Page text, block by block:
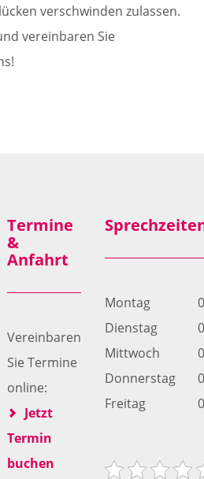
verschwinden zulassen.
vereinbaren Sie
Termine
&
Anfahrt
Vereinbaren
Sie Termine
online:
Jetzt
Termin
buchen
Montag
Dienstag
Mittwoch
Donnerstag
Freitag